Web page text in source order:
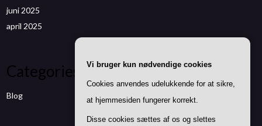
juni 2025
april 2025
Categories
Blog
Vi bruger kun nødvendige cookies
Cookies anvendes udelukkende for at sikre,
at hjemmesiden fungerer korrekt.
Disse cookies sættes af os og slettes